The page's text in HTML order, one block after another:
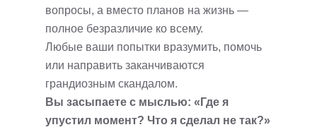
вопросы, а вместо планов на жизнь —
полное безразличие ко всему.
Любые ваши попытки вразумить, помочь
или направить заканчиваются
грандиозным скандалом.
Вы засыпаете с мыслью: «Где я
упустил момент? Что я сделал не так?»